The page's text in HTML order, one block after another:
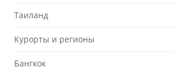
Таиланд
Курорты и регионы
Бангкок